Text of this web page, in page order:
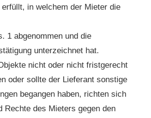
in welchem der Mieter die
1 abgenommen und die
unterzeichnet hat.
nicht oder nicht fristgerecht
oder sollte der Lieferant sonstige
begangen haben, richten sich
Rechte des Mieters gegen den